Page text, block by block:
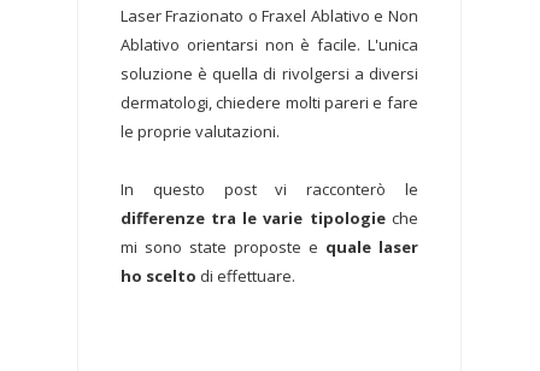
Laser Frazionato o Fraxel Ablativo e Non
Ablativo orientarsi non è facile. L'unica
soluzione è quella di rivolgersi a diversi
dermatologi, chiedere molti pareri e fare
le proprie valutazioni.
In questo post vi racconterò le
differenze tra le varie tipologieche
mi sono state proposte e quale laser
ho scelto di effettuare.